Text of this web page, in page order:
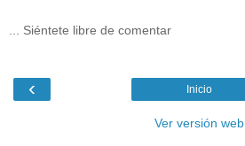
... Siéntete libre de comentar
‹ Inicio
Ver versión web